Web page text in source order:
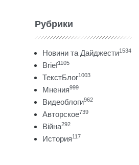
Рубрики
Новини та Дайджести1534
Brief1105
ТекстБлог1003
Мнения999
Видеоблоги962
Авторское739
Війна292
История117